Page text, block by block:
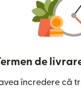
de
încredere că